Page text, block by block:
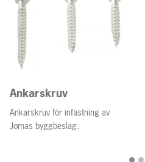
Ankarskruv
Ankarskruv för infästning av
Jomas byggbeslag.